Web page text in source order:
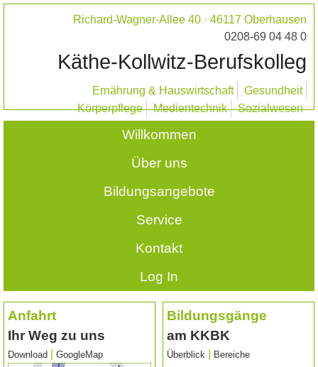
Richard-Wagner-Allee 40 · 46117 Oberhausen
0208-69 04 48 0
Käthe-Kollwitz-Berufskolleg
Ernährung & Hauswirtschaft
Gesundheit
Körperpflege
Medientechnik Sozialwesen
Willkommen
Über uns
Bildungsangebote
Service
Kontakt
Log In
Anfahrt
Ihr Weg zu uns
Download GoogleMap
Bildungsgänge
am KKBK
Überblick Bereiche